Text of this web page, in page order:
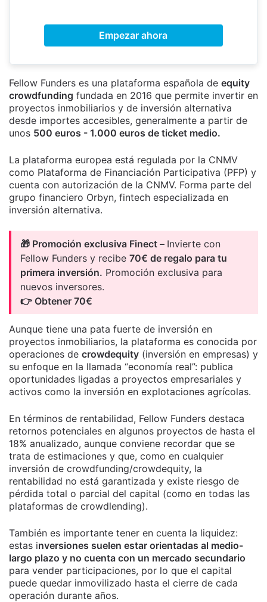
Empezar ahora
Fellow Funders es una plataforma española de equity
crowdfunding fundada en 2016 que permite invertir en
proyectos inmobiliarios y de inversión alternativa
desde importes accesibles, generalmente a partir de
unos 500 euros - 1.000 euros de ticket medio.
La plataforma europea está regulada por la CNMV
como Plataforma de Financiación Participativa (PFP) y
cuenta con autorización de la CNMV. Forma parte del
grupo financiero Orbyn, fintech especializada en
inversión alternativa.
🎁 Promoción exclusiva Finect – Invierte con
Fellow Funders y recibe 70€ de regalo para tu
primera inversión. Promoción exclusiva para
nuevos inversores.
👉 Obtener 70€
Aunque tiene una pata fuerte de inversión en
proyectos inmobiliarios, la plataforma es conocida por
operaciones de crowdequity (inversión en empresas) y
su enfoque en la llamada “economía real”: publica
oportunidades ligadas a proyectos empresariales y
activos como la inversión en explotaciones agrícolas.
En términos de rentabilidad, Fellow Funders destaca
retornos potenciales en algunos proyectos de hasta el
18% anualizado, aunque conviene recordar que se
trata de estimaciones y que, como en cualquier
inversión de crowdfunding/crowdequity, la
rentabilidad no está garantizada y existe riesgo de
pérdida total o parcial del capital (como en todas las
plataformas de crowdlending).
También es importante tener en cuenta la liquidez:
estas inversiones suelen estar orientadas al medio-
largo plazo y no cuenta con un mercado secundario
para vender participaciones, por lo que el capital
puede quedar inmovilizado hasta el cierre de cada
operación durante años.